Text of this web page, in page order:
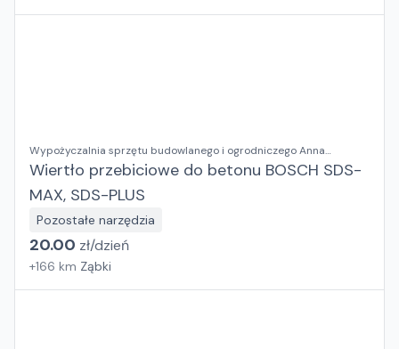
Wypożyczalnia sprzętu budowlanego i ogrodniczego Anna
Kosieradzka
Wiertło przebiciowe do betonu BOSCH SDS-
MAX, SDS-PLUS
Pozostałe narzędzia
20.00 zł/dzień
+166 km Ząbki